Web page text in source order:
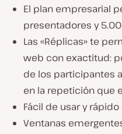
El plan empresarial
presentadores y
Las «Réplicas» te
web con exactitud:
de los participantes
en la repetición que
Fácil de usar y
Ventanas